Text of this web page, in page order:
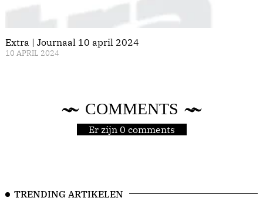
Extra | Journaal 10 april 2024
10 APRIL 2024
COMMENTS
Er zijn 0 comments
TRENDING ARTIKELEN